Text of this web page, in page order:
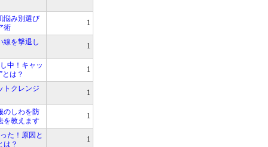
悩み別選び
術
1
線を撃退し
1
中！キャッ
は？
1
トクレンジ
1
のしわを防
を教えます
1
た！原因と
は？
1